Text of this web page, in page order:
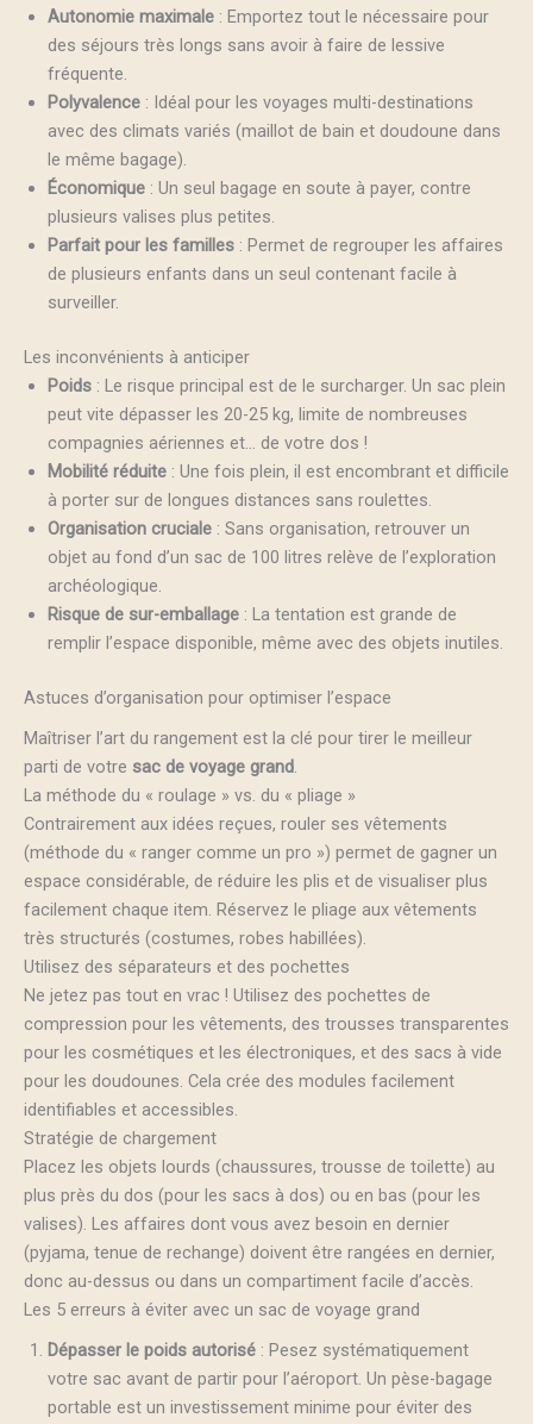
Autonomie maximale : Emportez tout le nécessaire pour
des séjours très longs sans avoir à faire de lessive
fréquente.
Polyvalence : Idéal pour les voyages multi-destinations
avec des climats variés (maillot de bain et doudoune dans
le même bagage).
Économique : Un seul bagage en soute à payer, contre
plusieurs valises plus petites.
Parfait pour les familles : Permet de regrouper les affaires
de plusieurs enfants dans un seul contenant facile à
surveiller.
Les inconvénients à anticiper
Poids : Le risque principal est de le surcharger. Un sac plein
peut vite dépasser les 20-25 kg, limite de nombreuses
compagnies aériennes et… de votre dos !
Mobilité réduite : Une fois plein, il est encombrant et difficile
à porter sur de longues distances sans roulettes.
Organisation cruciale : Sans organisation, retrouver un
objet au fond d’un sac de 100 litres relève de l’exploration
archéologique.
Risque de sur-emballage : La tentation est grande de
remplir l’espace disponible, même avec des objets inutiles.
Astuces d’organisation pour optimiser l’espace
Maîtriser l’art du rangement est la clé pour tirer le meilleur
parti de votre sac de voyage grand.
La méthode du « roulage » vs. du « pliage »
Contrairement aux idées reçues, rouler ses vêtements
(méthode du « ranger comme un pro ») permet de gagner un
espace considérable, de réduire les plis et de visualiser plus
facilement chaque item. Réservez le pliage aux vêtements
très structurés (costumes, robes habillées).
Utilisez des séparateurs et des pochettes
Ne jetez pas tout en vrac ! Utilisez des pochettes de
compression pour les vêtements, des trousses transparentes
pour les cosmétiques et les électroniques, et des sacs à vide
pour les doudounes. Cela crée des modules facilement
identifiables et accessibles.
Stratégie de chargement
Placez les objets lourds (chaussures, trousse de toilette) au
plus près du dos (pour les sacs à dos) ou en bas (pour les
valises). Les affaires dont vous avez besoin en dernier
(pyjama, tenue de rechange) doivent être rangées en dernier,
donc au-dessus ou dans un compartiment facile d’accès.
Les 5 erreurs à éviter avec un sac de voyage grand
Dépasser le poids autorisé : Pesez systématiquement
votre sac avant de partir pour l’aéroport. Un pèse-bagage
portable est un investissement minime pour éviter des